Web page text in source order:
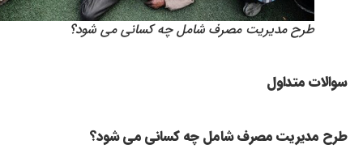
طرح مدیریت مصرف شامل چه کسانی می شود؟
سوالات متداول
طرح مدیریت مصرف شامل چه کسانی می شود؟